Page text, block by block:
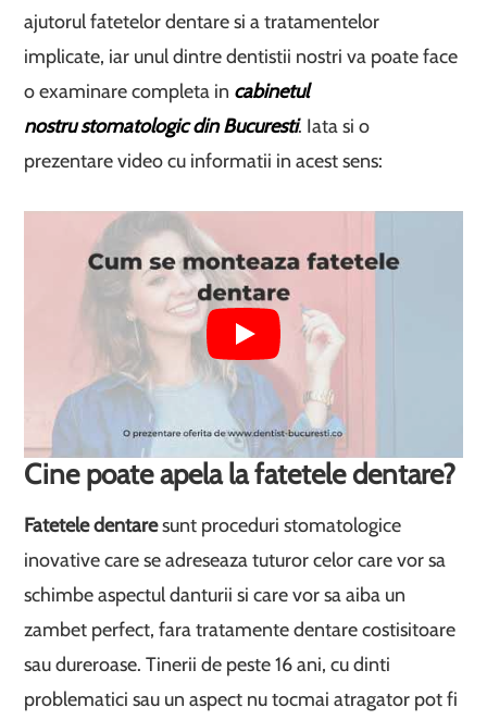
ajutorul fatetelor dentare si a tratamentelor
implicate, iar unul dintre dentistii nostri va poate face
o examinare completa in cabinetul
nostru stomatologic din Bucuresti. Iata si o
prezentare video cu informatii in acest sens:
Cine poate apela la fatetele dentare?
Fatetele dentaresunt proceduri stomatologice
inovative care se adreseaza tuturor celor care vor sa
schimbe aspectul danturii si care vor sa aiba un
zambet perfect, fara tratamente dentare costisitoare
sau dureroase. Tinerii de peste 16 ani, cu dinti
problematici sau un aspect nu tocmai atragator pot fi